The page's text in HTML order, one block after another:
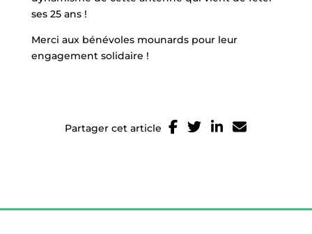
ses 25 ans !
Merci aux bénévoles mounards pour leur
engagement solidaire !
Partager cet article